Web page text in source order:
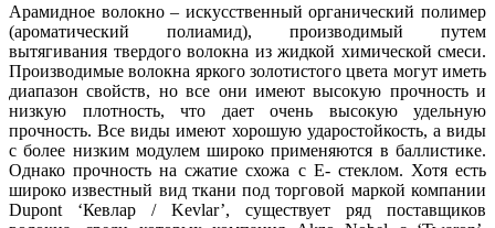
Арамидное волокно – искусственный органический полимер
(ароматический полиамид), производимый путем
вытягивания твердого волокна из жидкой химической смеси.
Производимые волокна яркого золотистого цвета могут иметь
диапазон свойств, но все они имеют высокую прочность и
низкую плотность, что дает очень высокую удельную
прочность. Все виды имеют хорошую ударостойкость, а виды
с более низким модулем широко применяются в баллистике.
Однако прочность на сжатие схожа с Е- стеклом. Хотя есть
широко известный вид ткани под торговой маркой компании
Dupont ‘Кевлар / Kevlar’, существует ряд поставщиков